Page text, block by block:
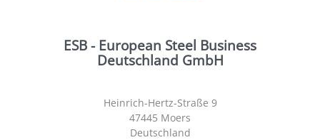
ESB - European Steel Business
Deutschland GmbH
Heinrich-Hertz-Straße 9
47445 Moers
Deutschland